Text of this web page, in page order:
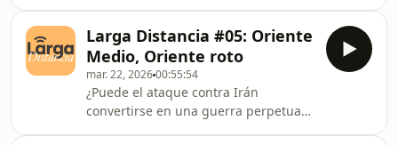
supervivencia como bloque?Para dar
respuesta a estas y ot
conflicto cuyas cifras superan a las de
cualquier otro en la actualidad y al
que, sin embargo, no se le presta
atención.Dedicamos este episodio a
intentar entender mejor la guerra en
Sudán, y lo hacemos de la mano del
Larga Distancia #05: Oriente
Medio, Oriente roto
mar. 22, 202600:55:54
¿Puede el ataque contra Irán
convertirse en una guerra perpetua?